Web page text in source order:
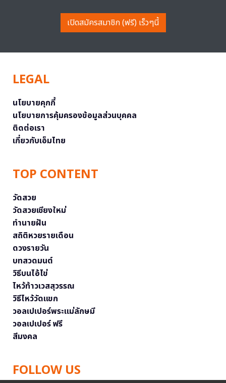
เปิดสมัครสมาชิก (ฟรี) เร็วๆนี้
LEGAL
นโยบายคุกกี้
นโยบายการคุ้มครองข้อมูลส่วนบุคคล
ติดต่อเรา
เกี่ยวกับเอ็มไทย
TOP CONTENT
วัดสวย
วัดสวยเชียงใหม่
ทำนายฝัน
สถิติหวยรายเดือน
ดวงรายวัน
บทสวดมนต์
วิธีบนไอ้ไข่
ไหว้ท้าวเวสสุวรรณ
วิธีไหว้วัดแขก
วอลเปเปอร์พระแม่ลักษมี
วอลเปเปอร์ ฟรี
สีมงคล
FOLLOW US